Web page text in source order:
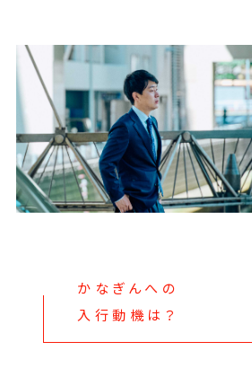
かなぎんへの
入行動機は？